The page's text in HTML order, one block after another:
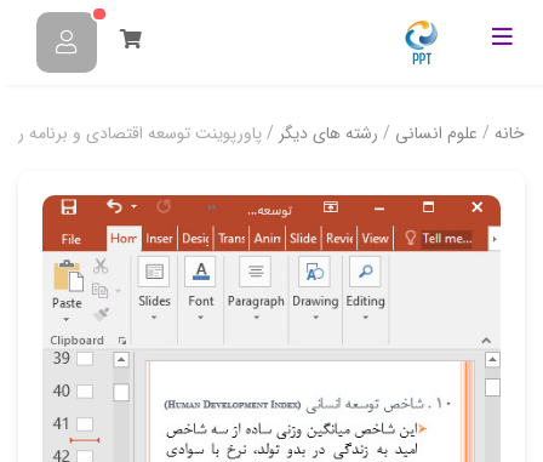
خانه / علوم انسانی / رشته های دیگر / پاورپوینت توسعه اقتصادي و برنامه